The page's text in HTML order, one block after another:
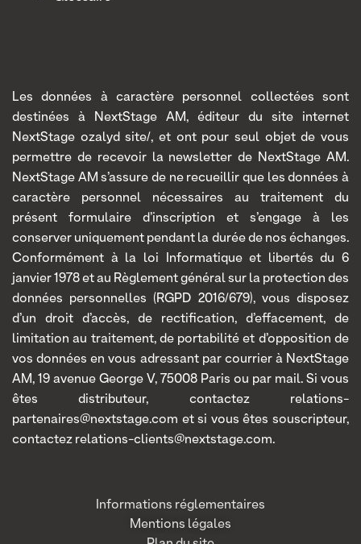
Les données à caractère personnel collectées sont
destinées à NextStage AM, éditeur du site internet
NextStage ozalyd site/, et ont pour seul objet de vous
permettre de recevoir la newsletter de NextStage AM.
NextStage AM s’assure de ne recueillir que les données à
caractère personnel nécessaires au traitement du
présent formulaire d’inscription et s’engage à les
conserver uniquement pendant la durée de nos échanges.
Conformément à la loi Informatique et libertés du 6
janvier 1978 et au Règlement général sur la protection des
données personnelles (RGPD 2016/679), vous disposez
d’un droit d’accès, de rectification, d’effacement, de
limitation au traitement, de portabilité et d’opposition de
vos données en vous adressant par courrier à NextStage
AM, 19 avenue George V, 75008 Paris ou par mail. Si vous
êtes distributeur, contactez relations-
partenaires@nextstage.com et si vous êtes souscripteur,
contactez relations-clients@nextstage.com.
Informations réglementaires
Mentions légales